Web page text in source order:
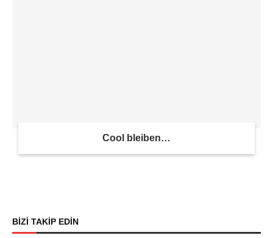
Cool bleiben…
BİZİ TAKİP EDİN